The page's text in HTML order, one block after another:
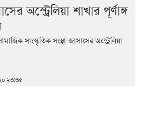
অস্ট্রেলিয়া শাখার পূর্ণাঙ্গ
সাংস্কৃতিক সংস্থা-জাসাসের অস্ট্রেলিয়া
২৩:৩৫